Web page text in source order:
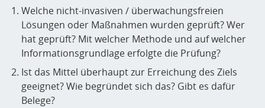
Welche nicht-invasiven / überwachungsfreien
Lösungen oder Maßnahmen wurden geprüft? Wer
hat geprüft? Mit welcher Methode und auf welcher
Informationsgrundlage erfolgte die Prüfung?
Ist das Mittel überhaupt zur Erreichung des Ziels
geeignet? Wie begründet sich das? Gibt es dafür
Belege?